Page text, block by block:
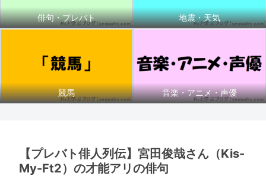
俳句・プレバト 地震・天気
競馬 音楽・アニメ・声優
【プレバト俳人列伝】宮田俊哉さん（Kis-
My-Ft2）の才能アリの俳句